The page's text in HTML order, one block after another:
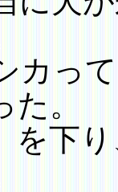
カっ
。
を下